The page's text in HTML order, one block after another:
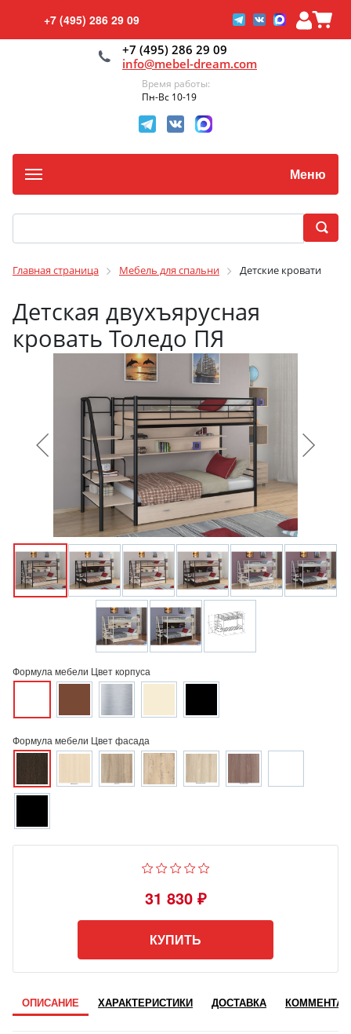
+7 (495) 286 29 09
+7 (495) 286 29 09
info@mebel-dream.com
Время работы:
Пн-Вс 10-19
Меню
Главная страница Мебель для спальни Детские кровати
Детская двухъярусная
кровать Толедо ПЯ
Формула мебели Цвет корпуса
Формула мебели Цвет фасада
31 830 ₽
КУПИТЬ
ОПИСАНИЕ ХАРАКТЕРИСТИКИ ДОСТАВКА